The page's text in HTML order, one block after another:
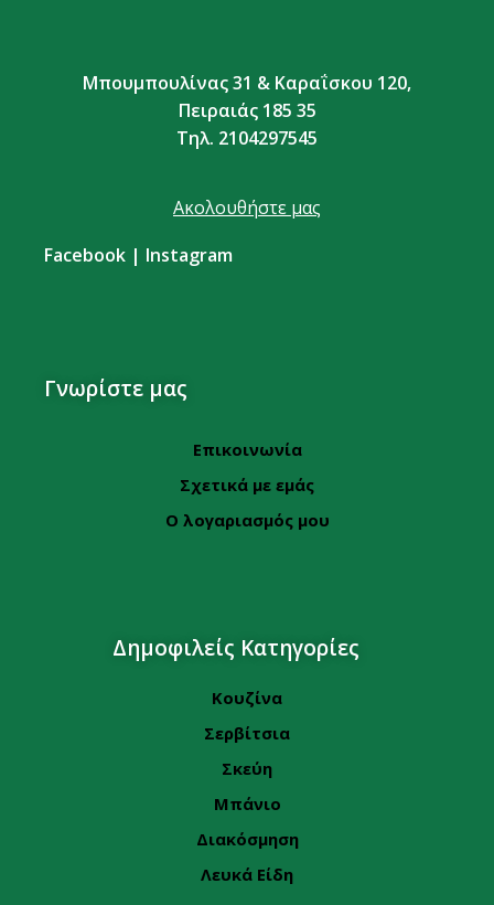
Μπουμπουλίνας 31 & Καραΐσκου 120,
Πειραιάς 185 35
Τηλ. 2104297545
Ακολουθήστε μας
Facebook | Instagram
Γνωρίστε μας
Επικοινωνία
Σχετικά με εμάς
Ο λογαριασμός μου
Δημοφιλείς Κατηγορίες
Κουζίνα
Σερβίτσια
Σκεύη
Μπάνιο
Διακόσμηση
Λευκά Είδη